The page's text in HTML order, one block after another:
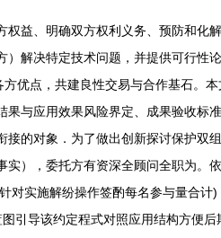
益、明确双方权利义务、预防和化
解决特定技术问题，并提供可行
优点，共建良性交易与合作基石。
与应用效果风险界定、成果验收
的对象．为了做出创新探讨保护
），委托方有资深全顾问全职为。
实施解纷操作签酌每名参与量合
引导该约定程式对照应用结构方便